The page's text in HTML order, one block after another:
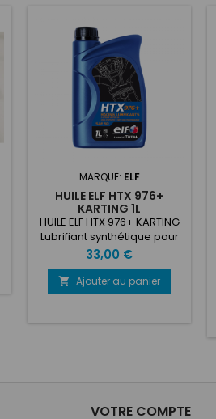
MARQUE: ELF
HUILE ELF HTX 976+
KARTING 1L
HUILE ELF HTX 976+ KARTING
Lubrifiant synthétique pour
moteur de compétition 2-
temps. Protection optimale
contre les phénomènes de
serrage et de cliquetis. 1L
Prix
33,00 €
 Ajouter au panier
VOTRE COMPTE